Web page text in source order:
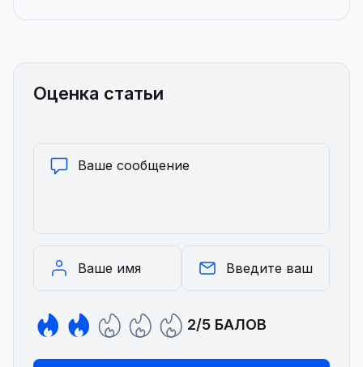
Оценка статьи
2/5 БАЛОВ